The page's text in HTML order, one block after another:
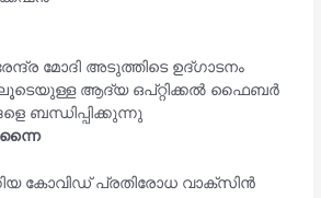
മോദി അടുത്തിടെ ഉദ്ഗാടനം
ആദ്യ ഒപ്റ്റിക്കൽ ഫൈബർ
ബന്ധിപ്പിക്കുന്നു
കോവിഡ് പ്രതിരോധ വാക്‌സിൻ